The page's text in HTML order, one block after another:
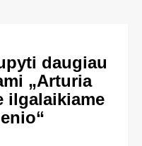
daugiau
„Arturia
ilgalaikiame